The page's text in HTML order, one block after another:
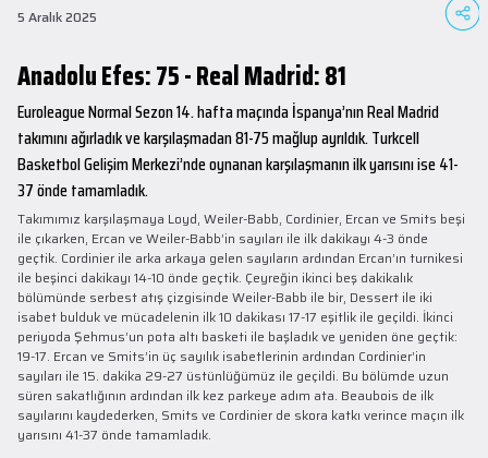
5 Aralık 2025
Anadolu Efes: 75 - Real Madrid: 81
Euroleague Normal Sezon 14. hafta maçında İspanya’nın Real Madrid
takımını ağırladık ve karşılaşmadan 81-75 mağlup ayrıldık. Turkcell
Basketbol Gelişim Merkezi’nde oynanan karşılaşmanın ilk yarısını ise 41-
37 önde tamamladık.
Takımımız karşılaşmaya Loyd, Weiler-Babb, Cordinier, Ercan ve Smits beşi
ile çıkarken, Ercan ve Weiler-Babb’in sayıları ile ilk dakikayı 4-3 önde
geçtik. Cordinier ile arka arkaya gelen sayıların ardından Ercan’ın turnikesi
ile beşinci dakikayı 14-10 önde geçtik. Çeyreğin ikinci beş dakikalık
bölümünde serbest atış çizgisinde Weiler-Babb ile bir, Dessert ile iki
isabet bulduk ve mücadelenin ilk 10 dakikası 17-17 eşitlik ile geçildi. İkinci
periyoda Şehmus’un pota altı basketi ile başladık ve yeniden öne geçtik:
19-17. Ercan ve Smits’in üç sayılık isabetlerinin ardından Cordinier’in
sayıları ile 15. dakika 29-27 üstünlüğümüz ile geçildi. Bu bölümde uzun
süren sakatlığının ardından ilk kez parkeye adım ata. Beaubois de ilk
sayılarını kaydederken, Smits ve Cordinier de skora katkı verince maçın ilk
yarısını 41-37 önde tamamladık.